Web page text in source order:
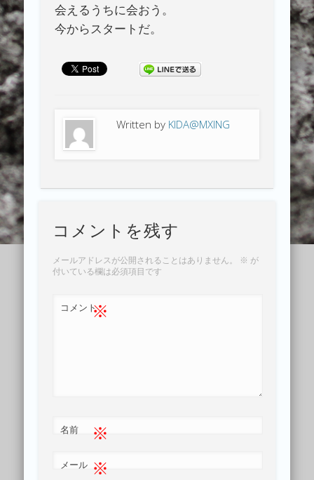
会えるうちに会おう。
今からスタートだ。
Written by KIDA@MXING
コメントを残す
メールアドレスが公開されることはありません。 ※ が
付いている欄は必須項目です
コメント※
名前 ※
メール ※